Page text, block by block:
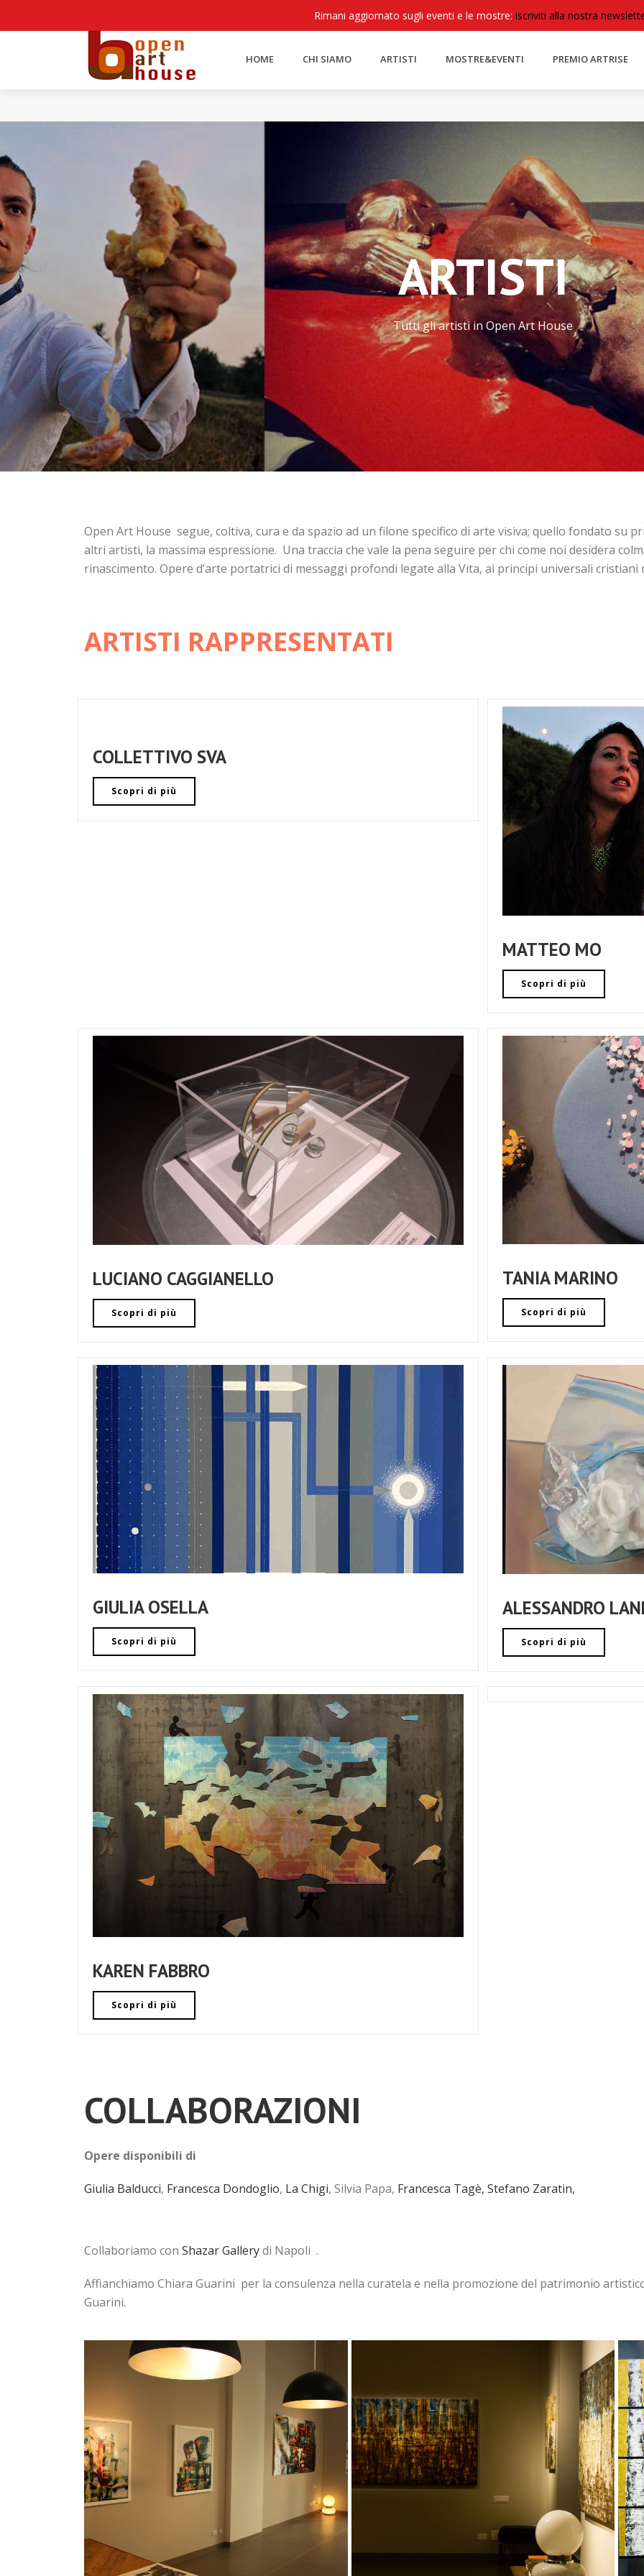
Rimani aggiornato sugli eventi e le mostre: iscriviti alla nostra
HOME CHI SIAMO ARTISTI MOSTRE&EVENTI PREMIO ARTRISE
ARTISTI
Tutti gli artisti in Open Art House
Open Art House segue, coltiva, cura e da spazio ad un filone specifico di arte visiva; quello fondato su
altri artisti, la massima espressione. Una traccia che vale la pena seguire per chi come noi desidera
rinascimento. Opere d’arte portatrici di messaggi profondi legate alla Vita, ai principi universali cristiani
ARTISTI RAPPRESENTATI
COLLETTIVO SVA
Scopri di più
MATTEO MO
Scopri di più
LUCIANO CAGGIANELLO
Scopri di più
TANIA MARINO
Scopri di più
GIULIA OSELLA
Scopri di più
ALESSANDRO
Scopri di più
KAREN FABBRO
Scopri di più
COLLABORAZIONI
Opere disponibili di
Giulia Balducci, Francesca Dondoglio, La Chigi, Silvia Papa, Francesca Tagè, Stefano Zaratin,
Collaboriamo con Shazar Gallerydi Napoli .
Affianchiamo Chiara Guarini per la consulenza nella curatela e nella promozione del patrimonio
Guarini.